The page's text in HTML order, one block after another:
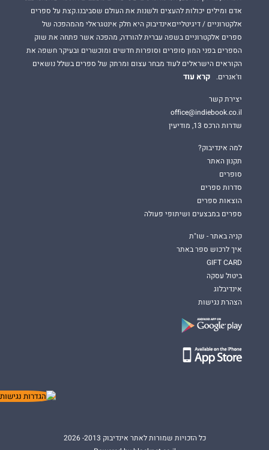
אדם ומילים יכולות להעצים ולשנות את העולם שסביבנו.קצת על ספרים
אלקטרוניים / דיגיטלייםאינדיבוק היא חלק אינטגראלי מהמהפכה של
ספרים אלקטרוניים בשפה עברית להורדה, מהפכה אשר פתחה את שוק
הספרים בפני המון סופרים וסופרות חדשים ומוכשרים ובעיקר חשפה את
הקוראים הישראלים לעוד מבחר עצום ומרתק של ספרים בשלל נושאים
וז'אנרים.
קרא עוד
יצירת קשר
office@indiebook.co.il
שדרות הרכס 13, מודיעין
למה אינדיבוק?
תקנון האתר
סופרים
סדרות ספרים
הוצאות ספרים
ספרים במבצעים ושיתופי פעולה
קניה באתר - שו"ת
איך לרכוש ספר באתר
GIFT CARD
ביטול עסקה
אינדיבלוג
הצהרת נגישות
כל הזכויות שמורות לאתר אינדיבוק 2013- 2026